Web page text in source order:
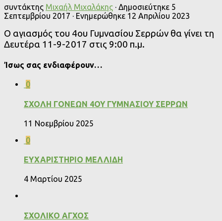
συντάκτης Μιχαήλ Μιχαλάκης · Δημοσιεύτηκε 5
Σεπτεμβρίου 2017 · Ενημερώθηκε 12 Απριλίου 2023
Ο αγιασμός του 4ου Γυμνασίου Σερρών θα γίνει τη
Δευτέρα 11-9-2017 στις 9:00 π.μ.
Ίσως σας ενδιαφέρουν…
0
ΣΧΟΛΗ ΓΟΝΕΩΝ 4ΟΥ ΓΥΜΝΑΣΙΟΥ ΣΕΡΡΩΝ
11 Νοεμβρίου 2025
0
ΕΥΧΑΡΙΣΤΗΡΙΟ ΜΕΛΛΙΔΗ
4 Μαρτίου 2025
ΣΧΟΛΙΚΟ ΑΓΧΟΣ